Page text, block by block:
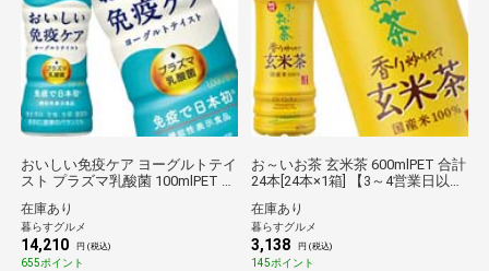
おいしい免疫ケア ヨーグルトテイ
スト プラズマ乳酸菌 100mlPET 合
内に出荷】【送料無料】キリン倉
庫C★
在庫あり
暮らすグルメ
14,210 円 (税込)
655ポイント
お～いお茶 玄米茶 600mlPET 合計
24本[24本×1箱] 【3～4営業日以内
C★
在庫あり
暮らすグルメ
3,138 円 (税込)
145ポイント